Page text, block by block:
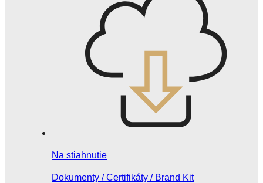
Na stiahnutie
Dokumenty / Certifikáty / Brand Kit